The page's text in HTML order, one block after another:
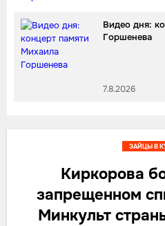
Видео дня:
Горшенева
7.8.2026
Киркорова
запрещенном
Минкульт
ЗАЙЦЫ В